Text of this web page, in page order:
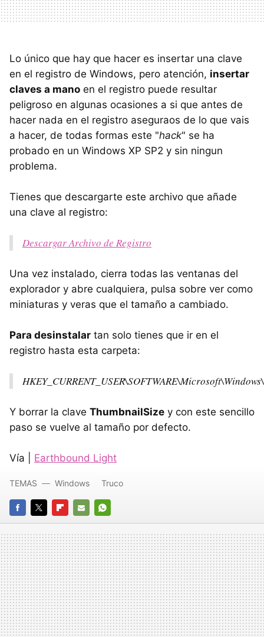
Lo único que hay que hacer es insertar una clave
en el registro de Windows, pero atención, insertar
claves a mano en el registro puede resultar
peligroso en algunas ocasiones a si que antes de
hacer nada en el registro aseguraos de lo que vais
a hacer, de todas formas este "hack" se ha
probado en un Windows XP SP2 y sin ningun
problema.
Tienes que descargarte este archivo que añade
una clave al registro:
Descargar Archivo de Registro
Una vez instalado, cierra todas las ventanas del
explorador y abre cualquiera, pulsa sobre ver como
miniaturas y veras que el tamaño a cambiado.
Para desinstalar tan solo tienes que ir en el
registro hasta esta carpeta:
Y borrar la clave ThumbnailSize y con este sencillo
paso se vuelve al tamaño por defecto.
Vía | Earthbound Light
FACEBOOK
TWITTERFLIPBOARD
E-
MAIL
WHATSAPP
TEMAS Windows Truco